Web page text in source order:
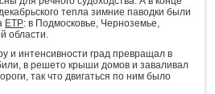
тепла зимние паводки были
ЕТР: в Подмосковье, Черноземье,
области.
и интенсивности град превращал в
в решето крыши домов и заваливал
так что двигаться по ним было